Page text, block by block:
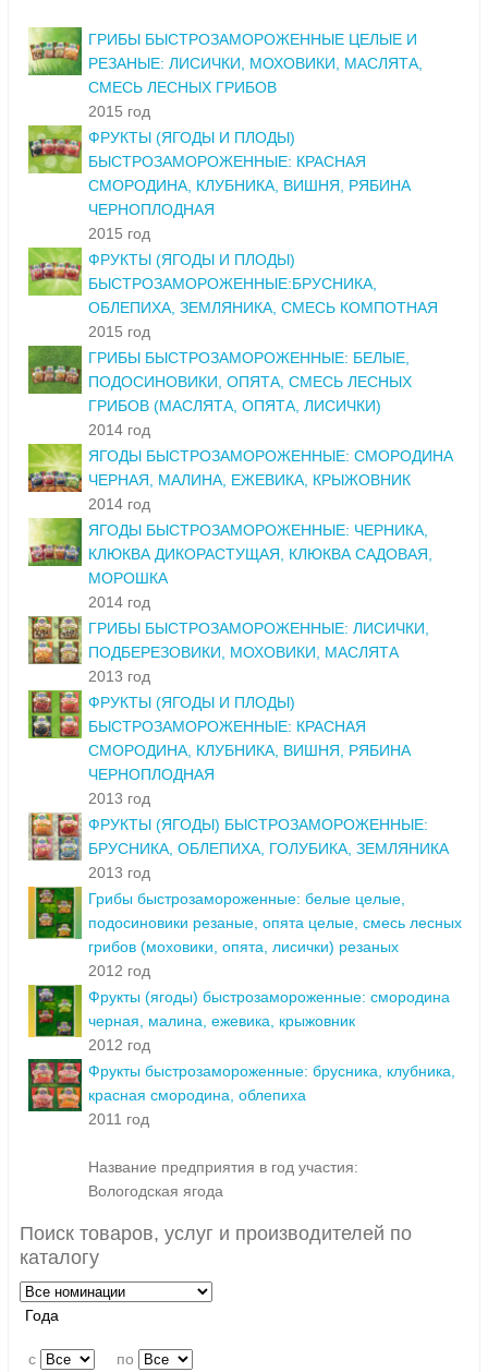
ГРИБЫ БЫСТРОЗАМОРОЖЕННЫЕ ЦЕЛЫЕ И
РЕЗАНЫЕ: ЛИСИЧКИ, МОХОВИКИ, МАСЛЯТА,
СМЕСЬ ЛЕСНЫХ ГРИБОВ
2015 год
ФРУКТЫ (ЯГОДЫ И ПЛОДЫ)
БЫСТРОЗАМОРОЖЕННЫЕ: КРАСНАЯ
СМОРОДИНА, КЛУБНИКА, ВИШНЯ, РЯБИНА
ЧЕРНОПЛОДНАЯ
2015 год
ФРУКТЫ (ЯГОДЫ И ПЛОДЫ)
БЫСТРОЗАМОРОЖЕННЫЕ:БРУСНИКА,
ОБЛЕПИХА, ЗЕМЛЯНИКА, СМЕСЬ КОМПОТНАЯ
2015 год
ГРИБЫ БЫСТРОЗАМОРОЖЕННЫЕ: БЕЛЫЕ,
ПОДОСИНОВИКИ, ОПЯТА, СМЕСЬ ЛЕСНЫХ
ГРИБОВ (МАСЛЯТА, ОПЯТА, ЛИСИЧКИ)
2014 год
ЯГОДЫ БЫСТРОЗАМОРОЖЕННЫЕ: СМОРОДИНА
ЧЕРНАЯ, МАЛИНА, ЕЖЕВИКА, КРЫЖОВНИК
2014 год
ЯГОДЫ БЫСТРОЗАМОРОЖЕННЫЕ: ЧЕРНИКА,
КЛЮКВА ДИКОРАСТУЩАЯ, КЛЮКВА САДОВАЯ,
МОРОШКА
2014 год
ГРИБЫ БЫСТРОЗАМОРОЖЕННЫЕ: ЛИСИЧКИ,
ПОДБЕРЕЗОВИКИ, МОХОВИКИ, МАСЛЯТА
2013 год
ФРУКТЫ (ЯГОДЫ И ПЛОДЫ)
БЫСТРОЗАМОРОЖЕННЫЕ: КРАСНАЯ
СМОРОДИНА, КЛУБНИКА, ВИШНЯ, РЯБИНА
ЧЕРНОПЛОДНАЯ
2013 год
ФРУКТЫ (ЯГОДЫ) БЫСТРОЗАМОРОЖЕННЫЕ:
БРУСНИКА, ОБЛЕПИХА, ГОЛУБИКА, ЗЕМЛЯНИКА
2013 год
Грибы быстрозамороженные: белые целые,
подосиновики резаные, опята целые, смесь лесных
грибов (моховики, опята, лисички) резаных
2012 год
Фрукты (ягоды) быстрозамороженные: смородина
черная, малина, ежевика, крыжовник
2012 год
Фрукты быстрозамороженные: брусника, клубника,
красная смородина, облепиха
2011 год
Название предприятия в год участия:
Вологодская ягода
Поиск товаров, услуг и производителей по
каталогу
Года
c по